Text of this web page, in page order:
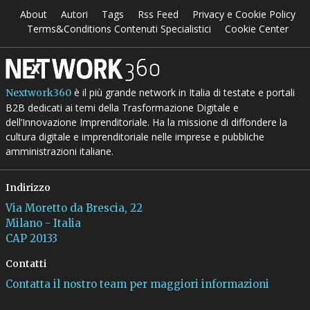
About Autori Tags Rss Feed
Privacy e Cookie Policy
Terms&Conditions Contenuti Specialistici
Cookie Center
Nextwork360è il più grande network in Italia di testate e portali
B2B dedicati ai temi della Trasformazione Digitale e
dell’Innovazione Imprenditoriale. Ha la missione di diffondere la
cultura digitale e imprenditoriale nelle imprese e pubbliche
amministrazioni italiane.
Indirizzo
Via Moretto da Brescia, 22
Milano - Italia
CAP 20133
Contatti
Contatta il nostro team per maggiori informazioni